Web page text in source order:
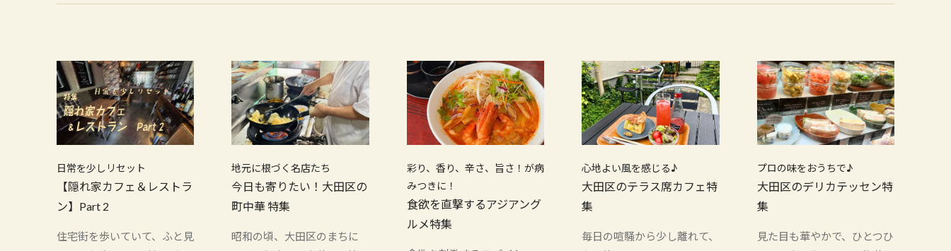
日常を少しリセット
【隠れ家カフェ＆レストラ
ン】Part 2
住宅街を歩いていて、ふと見
地元に根づく名店たち
今日も寄りたい！大田区の
町中華 特集
昭和の頃、大田区のまちに
彩り、香り、辛さ、旨さ！が病
みつきに！
食欲を直撃するアジアング
ルメ特集
心地よい風を感じる♪
大田区のテラス席カフェ特
集
毎日の喧騒から少し離れて、
プロの味をおうちで♪
大田区のデリカテッセン特
集
見た目も華やかで、ひとつひ